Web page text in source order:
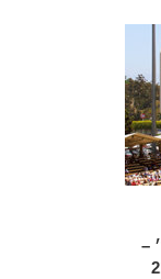
–
אחד מ-21